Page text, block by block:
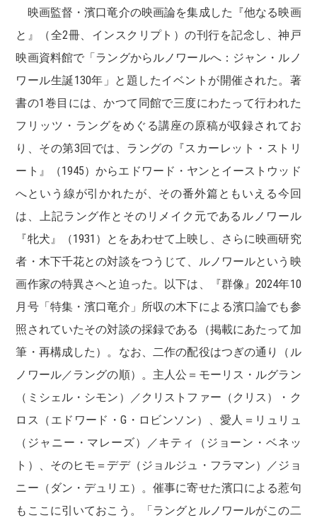
映画監督・濱口竜介の映画論を集成した『他なる映画
と』（全2冊、インスクリプト）の刊行を記念し、神戸
映画資料館で「ラングからルノワールへ：ジャン・ルノ
ワール生誕130年」と題したイベントが開催された。著
書の1巻目には、かつて同館で三度にわたって行われた
フリッツ・ラングをめぐる講座の原稿が収録されてお
り、その第3回では、ラングの『スカーレット・ストリ
ート』（1945）からエドワード・ヤンとイーストウッド
へという線が引かれたが、その番外篇ともいえる今回
は、上記ラング作とそのリメイク元であるルノワール
『牝犬』（1931）とをあわせて上映し、さらに映画研究
者・木下千花との対談をつうじて、ルノワールという映
画作家の特異さへと迫った。以下は、『群像』2024年10
月号「特集・濱口竜介」所収の木下による濱口論でも参
照されていたその対談の採録である（掲載にあたって加
筆・再構成した）。なお、二作の配役はつぎの通り（ル
ノワール／ラングの順）。主人公＝モーリス・ルグラン
（ミシェル・シモン）／クリストファー（クリス）・ク
ロス（エドワード・G・ロビンソン）、愛人＝リュリュ
（ジャニー・マレーズ）／キティ（ジョーン・ベネッ
ト）、そのヒモ＝デデ（ジョルジュ・フラマン）／ジョ
ニー（ダン・デュリエ）。催事に寄せた濱口による惹句
もここに引いておこう。「ラングとルノワールがこの二